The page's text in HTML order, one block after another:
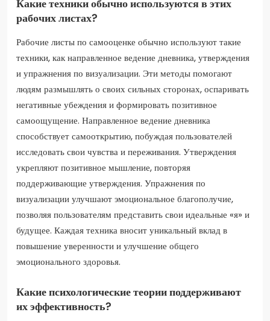
Какие техники обычно используются в этих
рабочих листах?
Рабочие листы по самооценке обычно используют такие
техники, как направленное ведение дневника, утверждения
и упражнения по визуализации. Эти методы помогают
людям размышлять о своих сильных сторонах, оспаривать
негативные убеждения и формировать позитивное
самоощущение. Направленное ведение дневника
способствует самооткрытию, побуждая пользователей
исследовать свои чувства и переживания. Утверждения
укрепляют позитивное мышление, повторяя
поддерживающие утверждения. Упражнения по
визуализации улучшают эмоциональное благополучие,
позволяя пользователям представить свои идеальные «я» и
будущее. Каждая техника вносит уникальный вклад в
повышение уверенности и улучшение общего
эмоционального здоровья.
Какие психологические теории поддерживают
их эффективность?